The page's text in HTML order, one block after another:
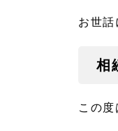
の
相
続
ご
お世話
相
この